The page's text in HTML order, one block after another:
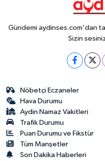
Gündemi aydinses.com'dan
Sizin
Nöbetçi Eczaneler
Hava Durumu
Aydin Namaz Vakitleri
Trafik Durumu
Puan Durumu ve Fikstür
Tüm Manşetler
Son Dakika Haberleri